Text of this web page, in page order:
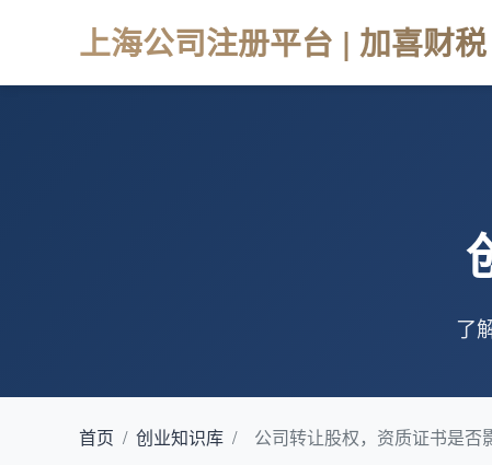
上海公司注册平台 | 加喜财税
了
首页 / 创业知识库 / 公司转让股权，资质证书是否